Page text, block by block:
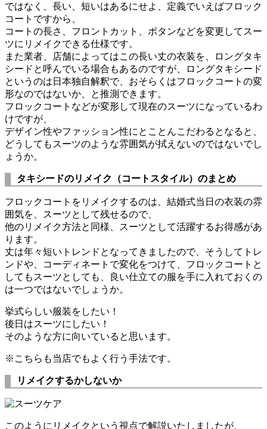
ではなく、長い、短いはあるにせよ、定義でいえばフロック
コートですから、
コートの長さ、フロントカット、ボタンなどを変更してスー
ツにリメイクできる仕様です。
また業者、店舗によってはこの長い丈の衣装を、ロングタキ
シードと呼んでいる場合もあるのですが、ロングタキシード
というのは日本独自解釈で、おそらくはフロックコートの変
形なのではないか、と推測できます。
フロックコートなどが変形して現在のスーツになっているわ
けですが、
デザイン性やファッション性にとことんこだわるとなると、
どうしてもスーツのような雰囲気が拭えないのではないでし
ょうか。
タキシードのリメイク（コートスタイル）のまとめ
フロックコートをリメイクするのは、結婚式当日の衣装の雰
囲気を、スーツとして残せるので、
他のリメイク方法と同様、スーツとして活躍するお得感があ
ります。
丈は年々短いトレンドとなってきましたので、そうしてトレ
ンドや、コーディネートで変化をつけて、フロックコートと
してもスーツとしても、良い仕立ての服を手に入れておくの
は一つではないでしょうか。
挙式らしい服装をしたい！
後日はスーツにしたい！
そのような方に向いていると思います。
※こちらも当店でもよく行う手法です。
リメイクするかしないか
このようにリメイクという視点で解説いたしましたが、